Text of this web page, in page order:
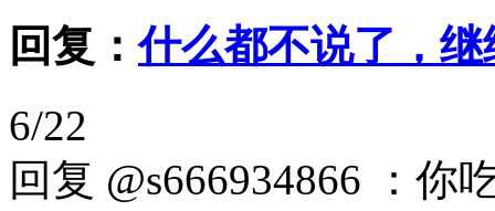
回复：什么都不说了，继
6/22
回复 @s666934866 ：你